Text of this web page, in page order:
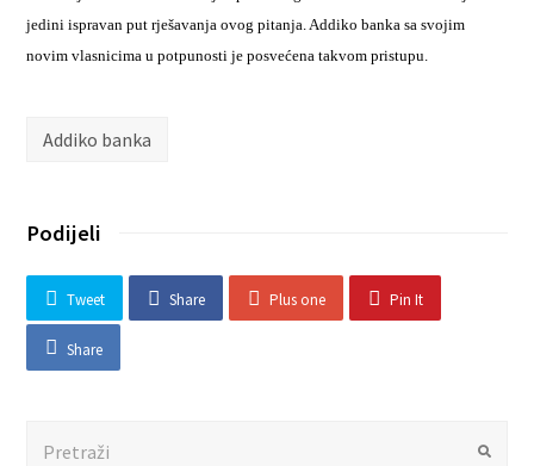
jedini ispravan put rješavanja ovog pitanja. Addiko banka sa svojim
novim vlasnicima u potpunosti je posvećena takvom pristupu.
Addiko banka
Podijeli
Tweet Share Plus one Pin It
Share